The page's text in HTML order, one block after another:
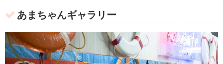
あまちゃんギャラリー